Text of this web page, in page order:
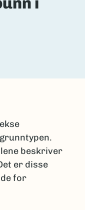
beskriver
er disse
for